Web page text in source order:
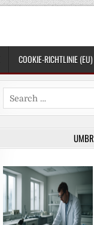
COOKIE-RICHTLINIE (EU)
Search
for: